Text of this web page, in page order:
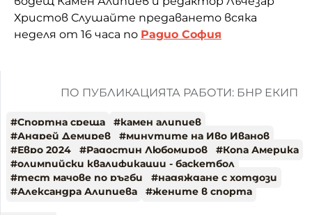
Христов Слушайте предаването всяка
неделя от 16 часа по Радио София
ПО ПУБЛИКАЦИЯТА РАБОТИ: БНР ЕКИП
#Спортна среща #камен алипиев
#Андрей Демирев #минутите на Иво Иванов
#Евро 2024 #Радостин Любомиров #Копа Америка
#олимпийски квалификации - баскетбол
#тест мачове по ръгби #надяждане с хотдози
#Александра Алипиева #жените в спорта